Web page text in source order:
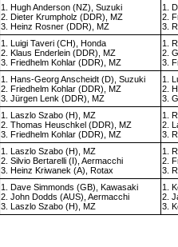
1. Hugh Anderson (NZ), Suzuki
2. Dieter Krumpholz (DDR), MZ
3. Heinz Rosner (DDR), MZ
1.
2.
3.
1. Luigi Taveri (CH), Honda
2. Klaus Enderlein (DDR), MZ
3. Friedhelm Kohlar (DDR), MZ
1.
2.
3.
1. Hans-Georg Anscheidt (D), Suzuki
2. Friedhelm Kohlar (DDR), MZ
3. Jürgen Lenk (DDR), MZ
1.
2.
3.
1. Laszlo Szabo (H), MZ
2. Thomas Heuschkel (DDR), MZ
3. Friedhelm Kohlar (DDR), MZ
1.
2.
3.
1. Laszlo Szabo (H), MZ
2. Silvio Bertarelli (I), Aermacchi
3. Heinz Kriwanek (A), Rotax
1.
2.
3.
1. Dave Simmonds (GB), Kawasaki
2. John Dodds (AUS), Aermacchi
3. Laszlo Szabo (H), MZ
1.
2.
3.